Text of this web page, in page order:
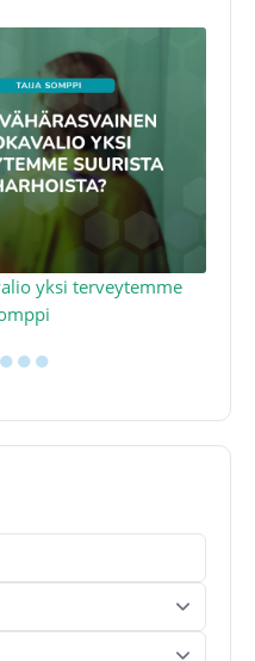
yksi terveytemme
●●●